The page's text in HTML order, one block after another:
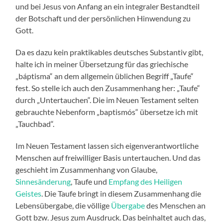
und bei Jesus von Anfang an ein integraler Bestandteil
der Botschaft und der persönlichen Hinwendung zu
Gott.
Da es dazu kein praktikables deutsches Substantiv gibt,
halte ich in meiner Übersetzung für das griechische
„báptisma“ an dem allgemein üblichen Begriff „Taufe“
fest. So stelle ich auch den Zusammenhang her: „Taufe“
durch „Untertauchen“. Die im Neuen Testament selten
gebrauchte Nebenform „baptismós“ übersetze ich mit
„Tauchbad“.
Im Neuen Testament lassen sich eigenverantwortliche
Menschen auf freiwilliger Basis untertauchen. Und das
geschieht im Zusammenhang von Glaube,
Sinnesänderung, Taufe und Empfang des Heiligen
Geistes. Die Taufe bringt in diesem Zusammenhang die
Lebensübergabe, die völlige Übergabedes Menschen an
Gott bzw. Jesus zum Ausdruck. Das beinhaltet auch das,